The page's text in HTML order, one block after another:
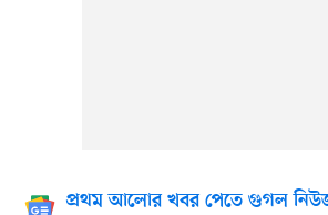
প্রথম আলোর খবর পেতে গুগল